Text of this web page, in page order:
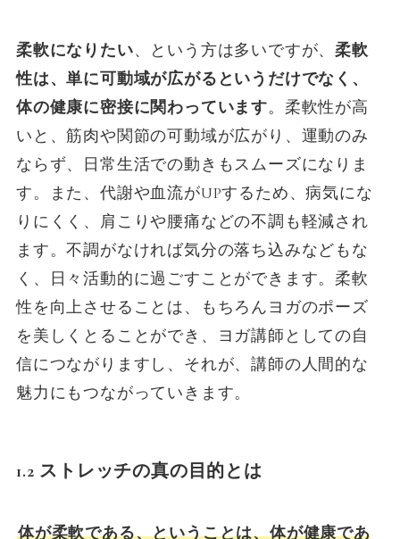
柔軟になりたい、という方は多いですが、柔軟
性は、単に可動域が広がるというだけでなく、
体の健康に密接に関わっています。柔軟性が高
いと、筋肉や関節の可動域が広がり、運動のみ
ならず、日常生活での動きもスムーズになりま
す。また、代謝や血流がUPするため、病気にな
りにくく、肩こりや腰痛などの不調も軽減され
ます。不調がなければ気分の落ち込みなどもな
く、日々活動的に過ごすことができます。柔軟
性を向上させることは、もちろんヨガのポーズ
を美しくとることができ、ヨガ講師としての自
信につながりますし、それが、講師の人間的な
魅力にもつながっていきます。
1.2 ストレッチの真の目的と は
体が柔軟である、ということは、体が健康であ